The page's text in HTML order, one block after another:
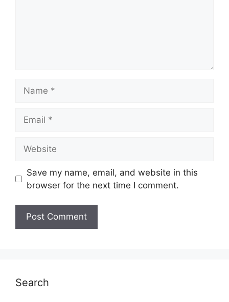
Save my name, email, and website in this
browser for the next time I comment.
Search